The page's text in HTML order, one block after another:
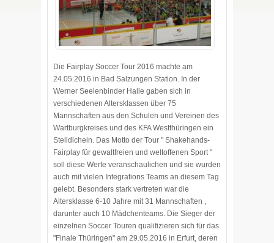
Die Fairplay Soccer Tour 2016 machte am
24.05.2016 in Bad Salzungen Station. In der
Werner Seelenbinder Halle gaben sich in
verschiedenen Altersklassen über 75
Mannschaften aus den Schulen und Vereinen des
Wartburgkreises und des KFA Westthüringen ein
Stelldichein. Das Motto der Tour " Shakehands-
Fairplay für gewaltfreien und weltoffenen Sport "
soll diese Werte veranschaulichen und sie wurden
auch mit vielen Integrations Teams an diesem Tag
gelebt. Besonders stark vertreten war die
Altersklasse 6-10 Jahre mit 31 Mannschaften ,
darunter auch 10 Mädchenteams. Die Sieger der
einzelnen Soccer Touren qualifizieren sich für das
"Finale Thüringen" am 29.05.2016 in Erfurt, deren